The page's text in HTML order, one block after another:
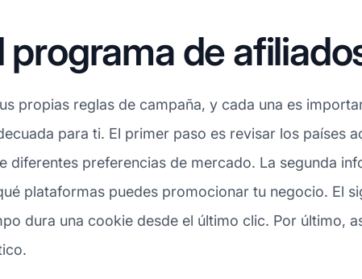
programa de
propias reglas de campaña, y cada una es
para ti. El primer paso es revisar los países
diferentes preferencias de mercado. La segunda
plataformas puedes promocionar tu negocio. El
dura una cookie desde el último clic. Por último,